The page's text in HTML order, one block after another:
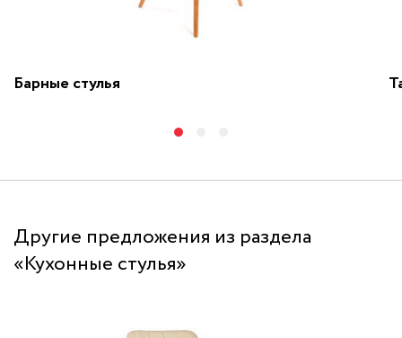
Барные стулья
Другие предложения из раздела
«Кухонные стулья»